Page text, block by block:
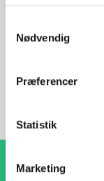
Nødvendig
Præferencer
Statistik
Marketing